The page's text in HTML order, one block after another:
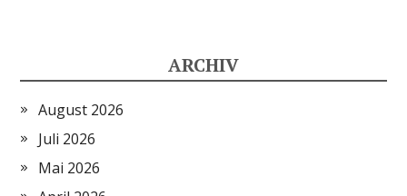
ARCHIV
August 2026
Juli 2026
Mai 2026